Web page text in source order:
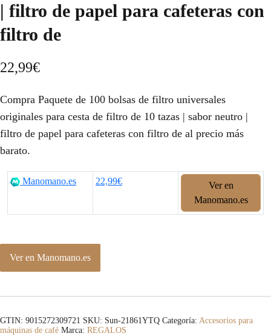
| filtro de papel para cafeteras con
filtro de
22,99€
Compra Paquete de 100 bolsas de filtro universales
originales para cesta de filtro de 10 tazas | sabor neutro |
filtro de papel para cafeteras con filtro de al precio más
barato.
Manomano.es 22,99€
Ver en
Manomano.es
Ver en Manomano.es
GTIN: 9015272309721 SKU: Sun-21861YTQ Categoría: Accesorios para
máquinas de café Marca: REGALOS